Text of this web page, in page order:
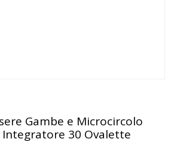
Gambe e Microcircolo
Integratore 30 Ovalette